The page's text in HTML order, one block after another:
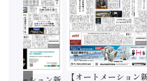
【オートメーション